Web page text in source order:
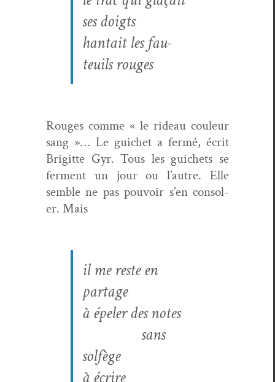
ses doigts
han­tait les fau­
teuils rouges
Rouges comme « le rideau couleur
sang »… Le guichet a fer­mé, écrit
Brigitte Gyr. Tous les guichets se
fer­ment un jour ou l’autre. Elle
sem­ble ne pas pou­voir s’en con­sol­
er. Mais
il me reste en
partage
à épel­er des notes
sans
solfège
à écrire